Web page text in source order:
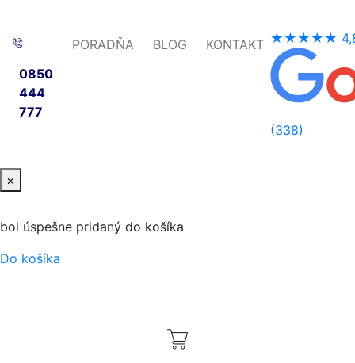
0850
444
777
PORADŇA BLOG KONTAKT ★★★★★
(338)
×
bol úspešne pridaný do košíka
Do košíka